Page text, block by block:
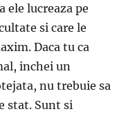
ele lucreaza pe
si care le
Daca tu ca
inchei un
nu trebuie sa
stat. Sunt si